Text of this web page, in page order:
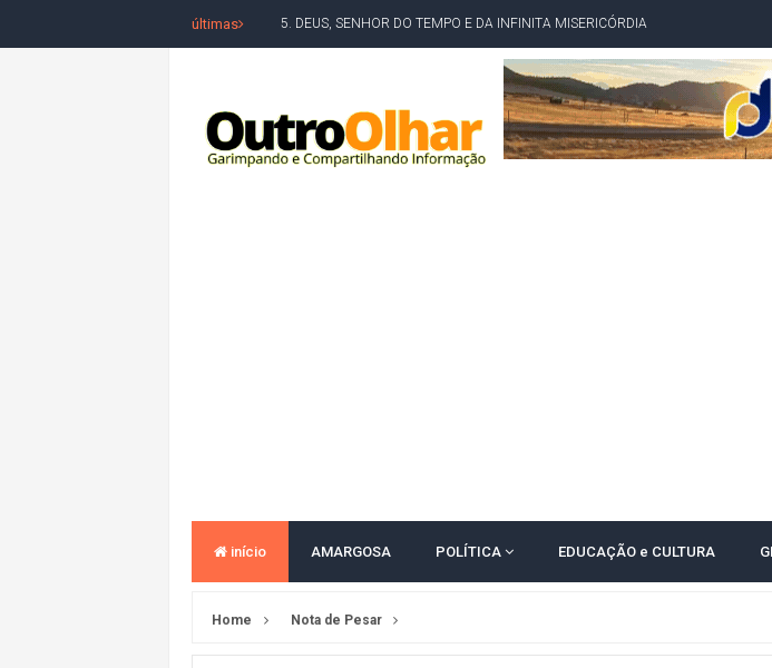
últimas 5. DEUS, SENHOR DO TEMPO E DA INFINITA MISERICÓRDIA
JERÔNIMO LIDERA REJEIÇÃO NA BAHIA COM 40%; ACM NETO TEM 30%, DIZ
ACM NETO ABRE VANTAGEM NUMÉRICA SOBRE JERÔNIMO, MAS CENÁRIO
MORADOR DENUNCIA OBSTÁCULOS EM CALÇADAS E COBRA MAIS
início AMARGOSA POLÍTICA EDUCAÇÃO e CULTURA
Home Nota de Pesar